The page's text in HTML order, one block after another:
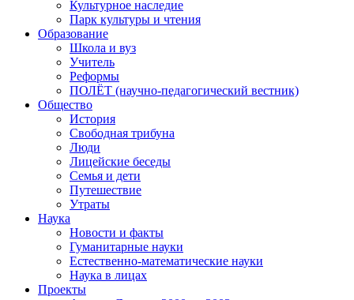
Культурное наследие
Парк культуры и чтения
Образование
Школа и вуз
Учитель
Реформы
ПОЛЁТ (научно-педагогический вестник)
Общество
История
Свободная трибуна
Люди
Лицейские беседы
Семья и дети
Путешествие
Утраты
Наука
Новости и факты
Гуманитарные науки
Естественно-математические науки
Наука в лицах
Проекты